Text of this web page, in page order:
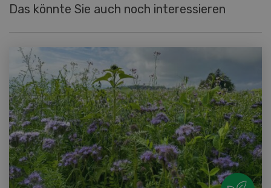
Das könnte Sie auch noch interessieren